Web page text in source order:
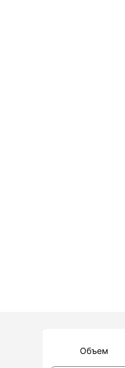
Объем